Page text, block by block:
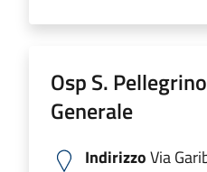
Osp S.
Generale
IndirizzoVia